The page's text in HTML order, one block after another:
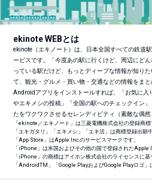
ekinote WEBとは
ekinote（エキノート）は、日本全国すべての鉄道
ービスです。「今度あの駅に行くけど、周辺にど
っている駅だけど、もっとディープな情報が知り
て、観光・グルメ・買い物・交通などの情報をま
Androidアプリをインストールすれば、「お気に入
やエキメシの投稿」「全国の駅へのチェックイン
たをワクワクさせるセレンディピティ（素敵な偶
「ekinote／エキノート」は三菱電機株式会社の登録商標
「エキガタリ」「エキメシ」「エキ活」は商標登録出願
「App Store」はApple Inc.のサービスマークです。
「iPhone」は米国およびその他の国で登録されたApple
「iPhone」の商標はアイホン株式会社のライセンスに基
「AndroidTM 」「Google PlayおよびGoogle Playロゴ」